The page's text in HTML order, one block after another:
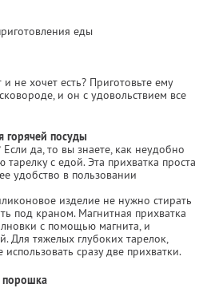
еды
не хочет есть? Приготовьте ему
и он с удовольствием все
горячей посуды
да, то вы знаете, как неудобно
тарелку с едой. Эта прихватка проста
удобство в пользовании
изделие не нужно стирать
под краном. Магнитная прихватка
с помощью магнита, и
Для тяжелых глубоких тарелок,
сразу две прихватки.
порошка